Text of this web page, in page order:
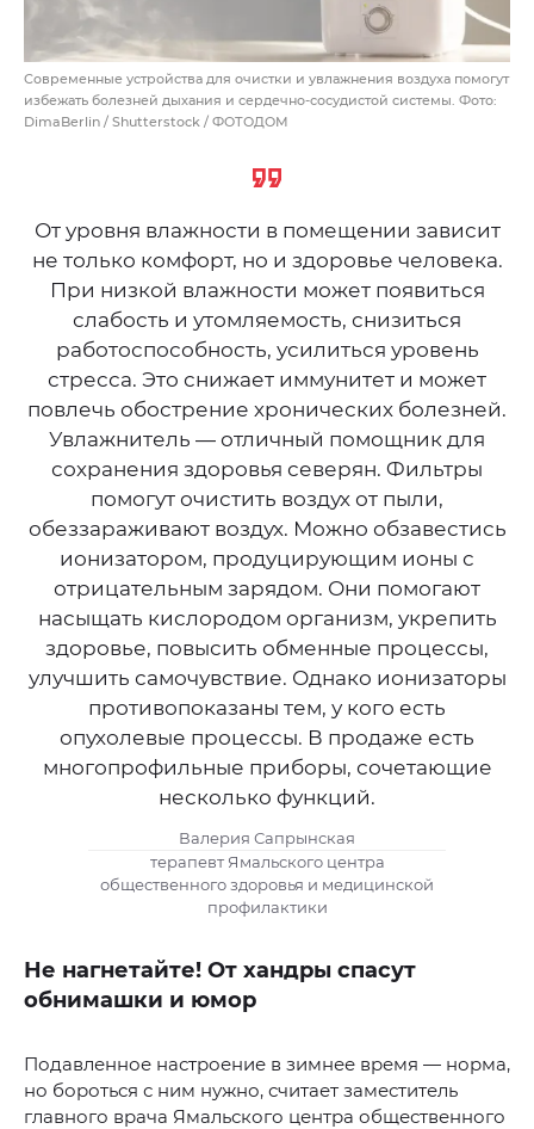
Современные устройства для очистки и увлажнения воздуха помогут
избежать болезней дыхания и сердечно-сосудистой системы. Фото:
DimaBerlin / Shutterstock / ФОТОДОМ
От уровня влажности в помещении зависит
не только комфорт, но и здоровье человека.
При низкой влажности может появиться
слабость и утомляемость, снизиться
работоспособность, усилиться уровень
стресса. Это снижает иммунитет и может
повлечь обострение хронических болезней.
Увлажнитель — отличный помощник для
сохранения здоровья северян. Фильтры
помогут очистить воздух от пыли,
обеззараживают воздух. Можно обзавестись
ионизатором, продуцирующим ионы с
отрицательным зарядом. Они помогают
насыщать кислородом организм, укрепить
здоровье, повысить обменные процессы,
улучшить самочувствие. Однако ионизаторы
противопоказаны тем, у кого есть
опухолевые процессы. В продаже есть
многопрофильные приборы, сочетающие
несколько функций.
Валерия Сапрынская
терапевт Ямальского центра
общественного здоровья и медицинской
профилактики
Не нагнетайте! От хандры спасут
обнимашки и юмор
Подавленное настроение в зимнее время — норма,
но бороться с ним нужно, считает заместитель
главного врача Ямальского центра общественного